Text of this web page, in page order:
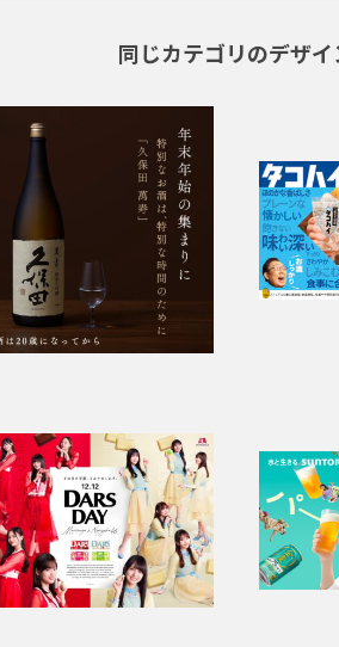
同じカテゴリのデザイ